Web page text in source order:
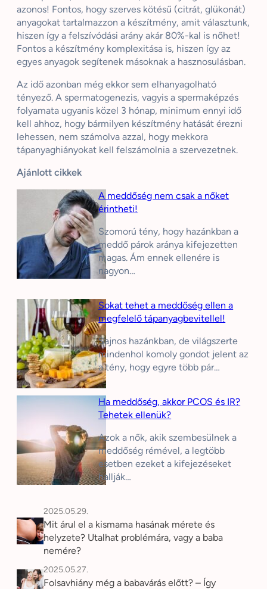
azonos! Fontos, hogy szerves kötésű (citrát, glükonát)
anyagokat tartalmazzon a készítmény, amit választunk,
hiszen így a felszívódási arány akár 80%-kal is nőhet!
Fontos a készítmény komplexitása is, hiszen így az
egyes anyagok segítenek másoknak a hasznosulásban.
Az idő azonban még ekkor sem elhanyagolható
tényező. A spermatogenezis, vagyis a spermaképzés
folyamata ugyanis közel 3 hónap, minimum ennyi idő
kell ahhoz, hogy bármilyen készítmény hatását érezni
lehessen, nem számolva azzal, hogy mekkora
tápanyaghiányokat kell felszámolnia a szervezetnek.
Ajánlott cikkek
A meddőség nem csak a nőket
érintheti!
Szomorú tény, hogy hazánkban a
meddő párok aránya kifejezetten
magas. Ám ennek ellenére is
nagyon…
Sokat tehet a meddőség ellen a
megfelelő tápanyagbevitellel!
Sajnos hazánkban, de világszerte
mindenhol komoly gondot jelent az
a tény, hogy egyre több pár…
Ha meddőség, akkor PCOS és IR?
Tehetek ellenük?
Azok a nők, akik szembesülnek a
meddőség rémével, a legtöbb
esetben ezeket a kifejezéseket
hallják…
2025.05.29.
Mit árul el a kismama hasának mérete és
helyzete? Utalhat problémára, vagy a baba
nemére?
2025.05.27.
Folsavhiány még a babavárás előtt? – Így